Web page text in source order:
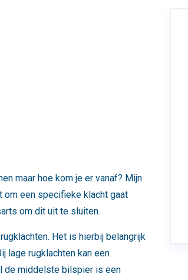
maar hoe kom je er vanaf? Mijn
een specifieke klacht gaat
om dit uit te sluiten.
Het is hierbij belangrijk
lage rugklachten kan een
de middelste bilspier is een